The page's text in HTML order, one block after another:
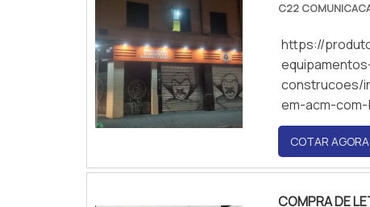
C22
https://
construcoes/
em-acm-
COTAR AGORA
COMPRA DE